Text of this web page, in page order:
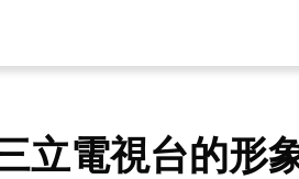
立電視台的形